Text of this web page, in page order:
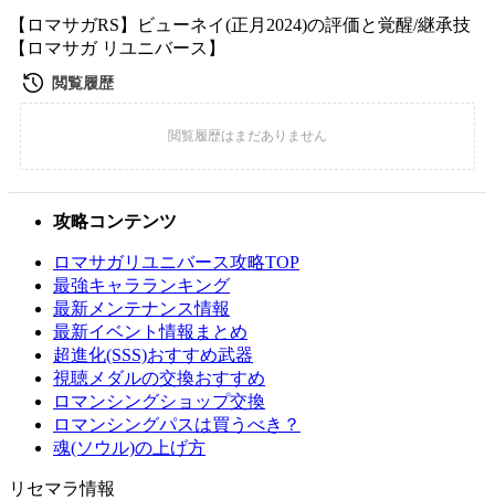
【ロマサガRS】ビューネイ(正月2024)の評価と覚醒/継承技
【ロマサガ リユニバース】
攻略コンテンツ
ロマサガリユニバース攻略TOP
最強キャラランキング
最新メンテナンス情報
最新イベント情報まとめ
超進化(SSS)おすすめ武器
視聴メダルの交換おすすめ
ロマンシングショップ交換
ロマンシングパスは買うべき？
魂(ソウル)の上げ方
リセマラ情報